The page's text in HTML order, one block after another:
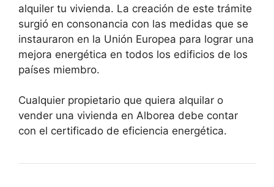
alquiler tu vivienda. La creación de este trámite
surgió en consonancia con las medidas que se
instauraron en la Unión Europea para lograr una
mejora energética en todos los edificios de los
países miembro.
Cualquier propietario que quiera alquilar o
vender una vivienda en Alborea debe contar
con el certificado de eficiencia energética.